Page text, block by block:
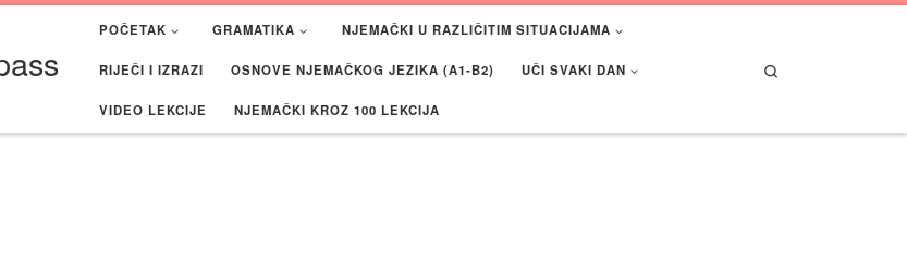
POČETAK GRAMATIKA NJEMAČKI U RAZLIČITIM SITUACIJAMA
RIJEČI I IZRAZI OSNOVE NJEMAČKOG JEZIKA (A1-B2) UČI SVAKI DAN
VIDEO LEKCIJE NJEMAČKI KROZ 100 LEKCIJA